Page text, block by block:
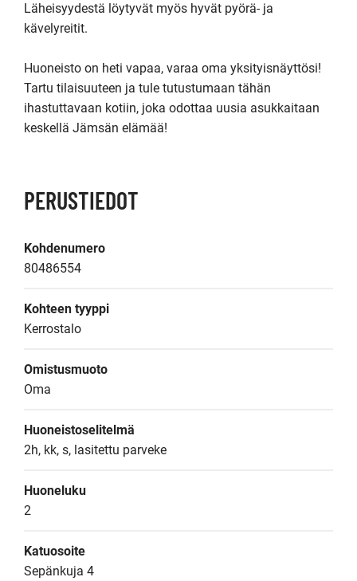
Läheisyydestä löytyvät myös hyvät pyörä- ja
kävelyreitit.
Huoneisto on heti vapaa, varaa oma yksityisnäyttösi!
Tartu tilaisuuteen ja tule tutustumaan tähän
ihastuttavaan kotiin, joka odottaa uusia asukkaitaan
keskellä Jämsän elämää!
PERUSTIEDOT
Kohdenumero
80486554
Kohteen tyyppi
Kerrostalo
Omistusmuoto
Oma
Huoneistoselitelmä
2h, kk, s, lasitettu parveke
Huoneluku
2
Katuosoite
Sepänkuja 4